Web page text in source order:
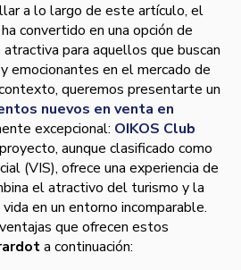
a lo largo de este artículo, el
convertido en una opción de
para aquellos que buscan
emocionantes en el mercado de
queremos presentarte un
nuevos en venta en
excepcional: OIKOS Club
aunque clasificado como
(VIS), ofrece una experiencia de
el atractivo del turismo y la
en un entorno incomparable.
que ofrecen estos
a continuación: